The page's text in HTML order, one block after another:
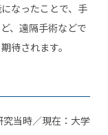
なったことで、手
、遠隔手術などで
待されます。
当時／現在：大学